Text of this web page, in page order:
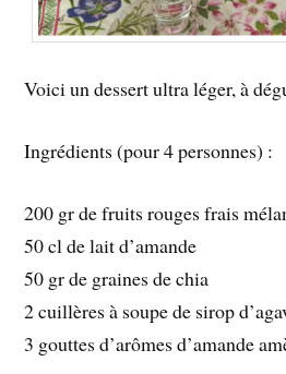
Voici un dessert ultra léger, à
Ingrédients (pour 4 personnes) :
200 gr de fruits rouges frais
50 cl de lait d’amande
50 gr de graines de chia
2 cuillères à soupe de sirop
3 gouttes d’arômes d’amande